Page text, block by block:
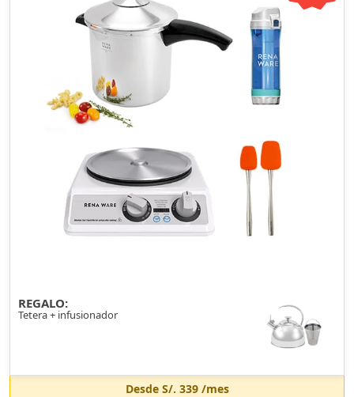
REGALO:
Tetera + infusionador
Desde S/. 339/mes